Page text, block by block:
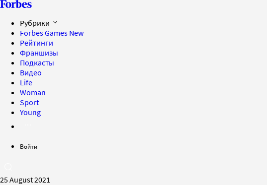
Рубрики
Forbes Games New
Рейтинги
Франшизы
Подкасты
Видео
Life
Woman
Sport
Young
Войти
25 August 2021